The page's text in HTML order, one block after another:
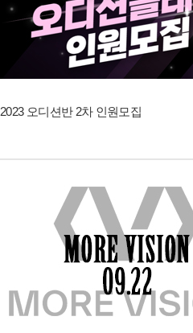
2023 오디션반 2차 인원모집